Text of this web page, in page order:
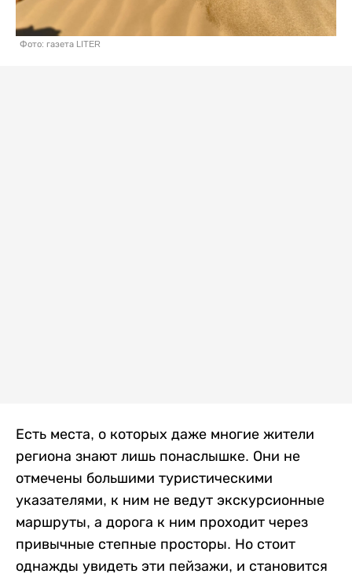
Фото: газета LITER
Есть места, о которых даже многие жители
региона знают лишь понаслышке. Они не
отмечены большими туристическими
указателями, к ним не ведут экскурсионные
маршруты, а дорога к ним проходит через
привычные степные просторы. Но стоит
однажды увидеть эти пейзажи, и становится